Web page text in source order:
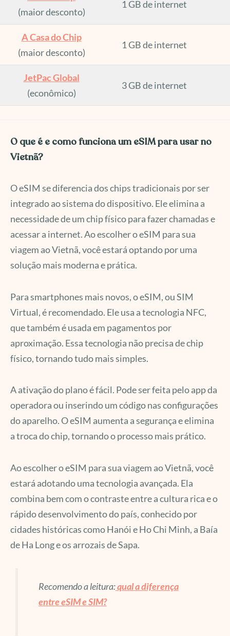
(maior desconto)
1 GB de internet
A Casa do Chip
(maior desconto)
1 GB de internet
JetPac Global
(econômico)
3 GB de internet
O que é e como funciona um eSIM para usar no
Vietnã?
O eSIM se diferencia dos chips tradicionais por ser
integrado ao sistema do dispositivo. Ele elimina a
necessidade de um chip físico para fazer chamadas e
acessar a internet. Ao escolher o eSIM para sua
viagem ao Vietnã, você estará optando por uma
solução mais moderna e prática.
Para smartphones mais novos, o eSIM, ou SIM
Virtual, é recomendado. Ele usa a tecnologia NFC,
que também é usada em pagamentos por
aproximação. Essa tecnologia não precisa de chip
físico, tornando tudo mais simples.
A ativação do plano é fácil. Pode ser feita pelo app da
operadora ou inserindo um código nas configurações
do aparelho. O eSIM aumenta a segurança e elimina
a troca do chip, tornando o processo mais prático.
Ao escolher o eSIM para sua viagem ao Vietnã, você
estará adotando uma tecnologia avançada. Ela
combina bem com o contraste entre a cultura rica e o
rápido desenvolvimento do país, conhecido por
cidades históricas como Hanói e Ho Chi Minh, a Baía
de Ha Long e os arrozais de Sapa.
Recomendo a leitura:qual a diferença
entre eSIM e SIM?